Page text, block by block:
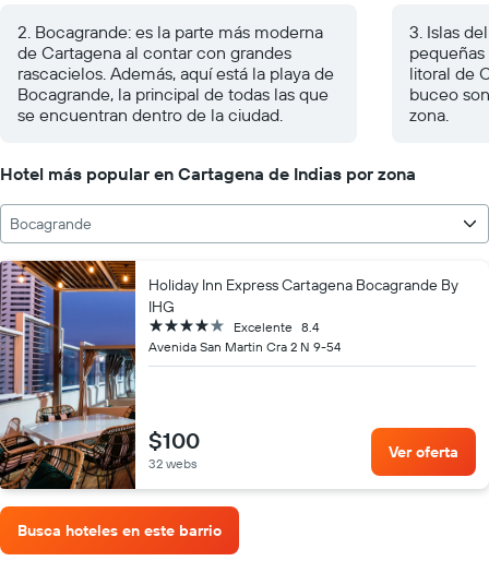
2. Bocagrande: es la parte más moderna
de Cartagena al contar con grandes
rascacielos. Además, aquí está la playa de
Bocagrande, la principal de todas las que
se encuentran dentro de la ciudad.
3. Islas
litoral de
buceo
zona.
Hotel más popular en Cartagena de Indias por zona
Bocagrande
Holiday Inn Express Cartagena Bocagrande By
IHG
4 estrellas Excelente 8.4
Avenida San Martin Cra 2 N 9-54
$100
32 webs
Ver oferta
Busca hoteles en este barrio